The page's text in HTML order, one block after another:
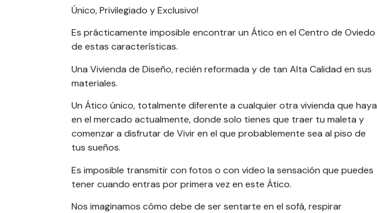
Único, Privilegiado y Exclusivo!
Es prácticamente imposible encontrar un Ático en el Centro de Oviedo
de estas características.
Una Vivienda de Diseño, recién reformada y de tan Alta Calidad en sus
materiales.
Un Ático único, totalmente diferente a cualquier otra vivienda que haya
en el mercado actualmente, donde solo tienes que traer tu maleta y
comenzar a disfrutar de Vivir en el que probablemente sea al piso de
tus sueños.
Es imposible transmitir con fotos o con video la sensación que puedes
tener cuando entras por primera vez en este Ático.
Nos imaginamos cómo debe de ser sentarte en el sofá, respirar